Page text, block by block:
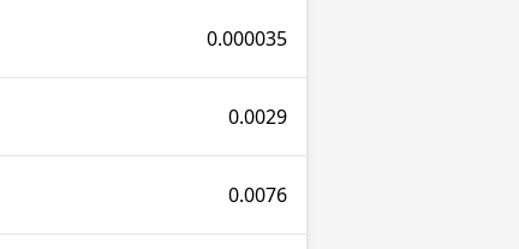
0.000035
0.0029
0.0076